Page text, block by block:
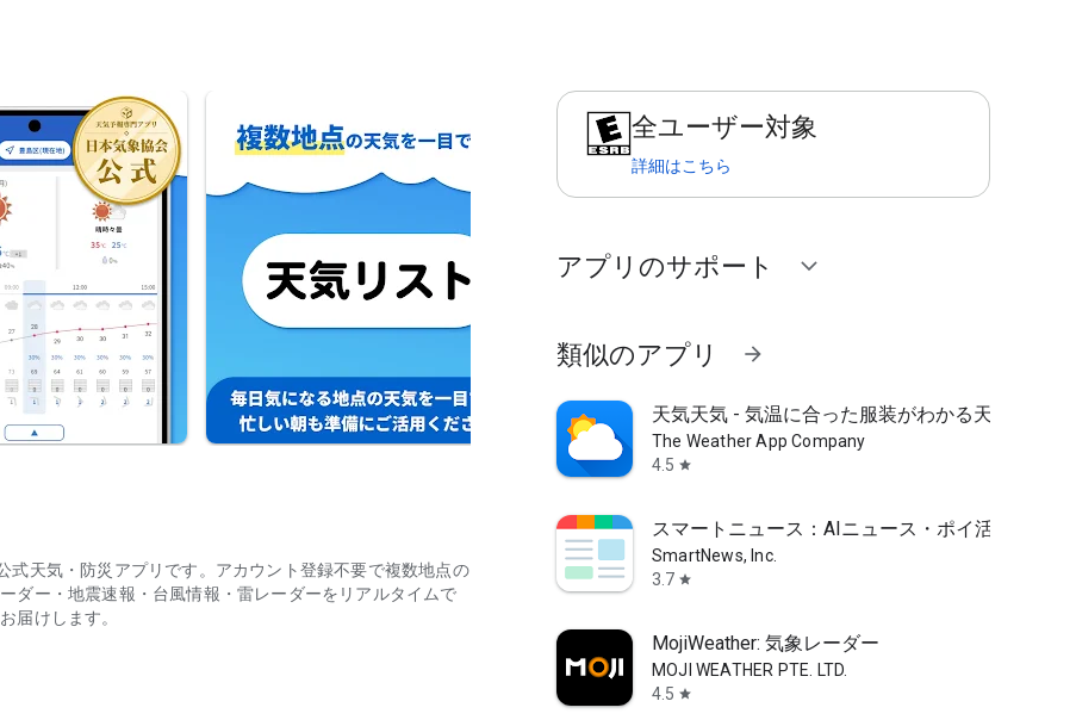
天気・防災アプリです。アカウント登録不要で複数地点の
ダー・地震速報・台風情報・雷レーダーをリアルタイムで
届けします。
イムで確認。台風情報や気圧・低気圧の変化、花粉情報、熱中症、積雪・洗濯・乾燥指数も確認できるウェザーアプリ
全ユーザー対象
詳細はこちら
アプリのサポート expand_more
類似のアプリ arrow_forward
天気天気 - 気温に合った服装がわかる天気予報ア
The Weather App Company
4.5 star
スマートニュース：AIニュース・ポイ活・クーポ
SmartNews, Inc.
3.7 star
MojiWeather: 気象レーダー
MOJI WEATHER PTE. LTD.
4.5 star